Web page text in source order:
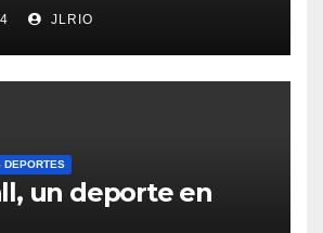
JLRIO
DEPORTES
un deporte en